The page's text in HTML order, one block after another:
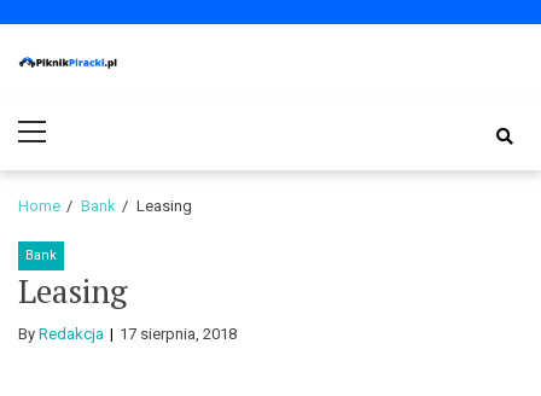
navigation
content
Menu
Home Bank Leasing
Bank
Leasing
By Redakcja 17 sierpnia, 2018